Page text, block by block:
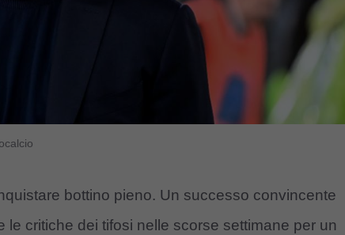
bottino pieno. Un successo convincente
critiche dei tifosi nelle scorse settimane per un